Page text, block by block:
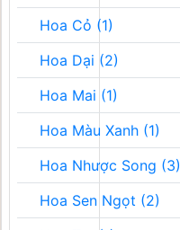
Hoa Cỏ (1)
Hoa Dại (2)
Hoa Mai (1)
Hoa Màu Xanh (1)
Hoa Nhược Song (3)
Hoa Sen Ngọt (2)